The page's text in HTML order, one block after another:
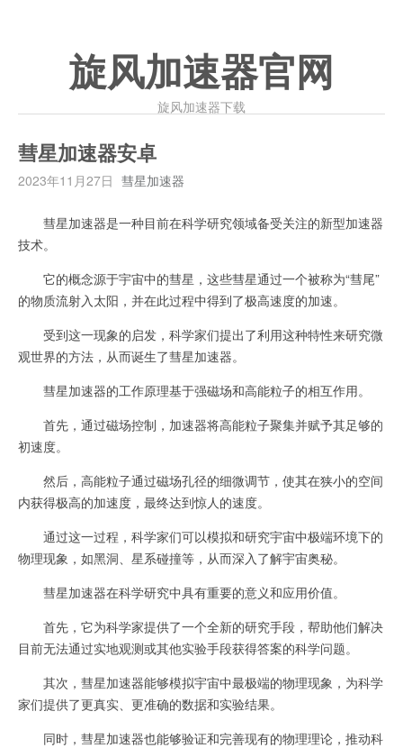
旋风加速器官网
旋风加速器下载
彗星加速器安卓
2023年11月27日 彗星加速器
彗星加速器是一种目前在科学研究领域备受关注的新型加速器
技术。
它的概念源于宇宙中的彗星，这些彗星通过一个被称为“彗尾”
的物质流射入太阳，并在此过程中得到了极高速度的加速。
受到这一现象的启发，科学家们提出了利用这种特性来研究微
观世界的方法，从而诞生了彗星加速器。
彗星加速器的工作原理基于强磁场和高能粒子的相互作用。
首先，通过磁场控制，加速器将高能粒子聚集并赋予其足够的
初速度。
然后，高能粒子通过磁场孔径的细微调节，使其在狭小的空间
内获得极高的加速度，最终达到惊人的速度。
通过这一过程，科学家们可以模拟和研究宇宙中极端环境下的
物理现象，如黑洞、星系碰撞等，从而深入了解宇宙奥秘。
彗星加速器在科学研究中具有重要的意义和应用价值。
首先，它为科学家提供了一个全新的研究手段，帮助他们解决
目前无法通过实地观测或其他实验手段获得答案的科学问题。
其次，彗星加速器能够模拟宇宙中最极端的物理现象，为科学
家们提供了更真实、更准确的数据和实验结果。
同时，彗星加速器也能够验证和完善现有的物理理论，推动科